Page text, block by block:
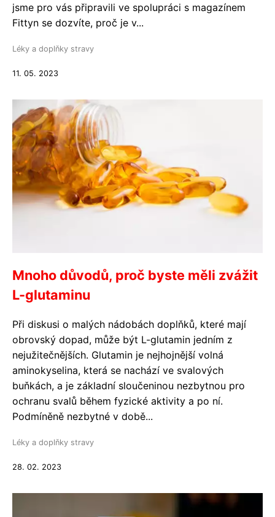
jsme pro vás připravili ve spolupráci s magazínem
Fittyn se dozvíte, proč je v...
Léky a doplňky stravy
11. 05. 2023
Mnoho důvodů, proč byste měli zvážit
L-glutaminu
Při diskusi o malých nádobách doplňků, které mají
obrovský dopad, může být L-glutamin jedním z
nejužitečnějších. Glutamin je nejhojnější volná
aminokyselina, která se nachází ve svalových
buňkách, a je základní sloučeninou nezbytnou pro
ochranu svalů během fyzické aktivity a po ní.
Podmíněně nezbytné v době...
Léky a doplňky stravy
28. 02. 2023